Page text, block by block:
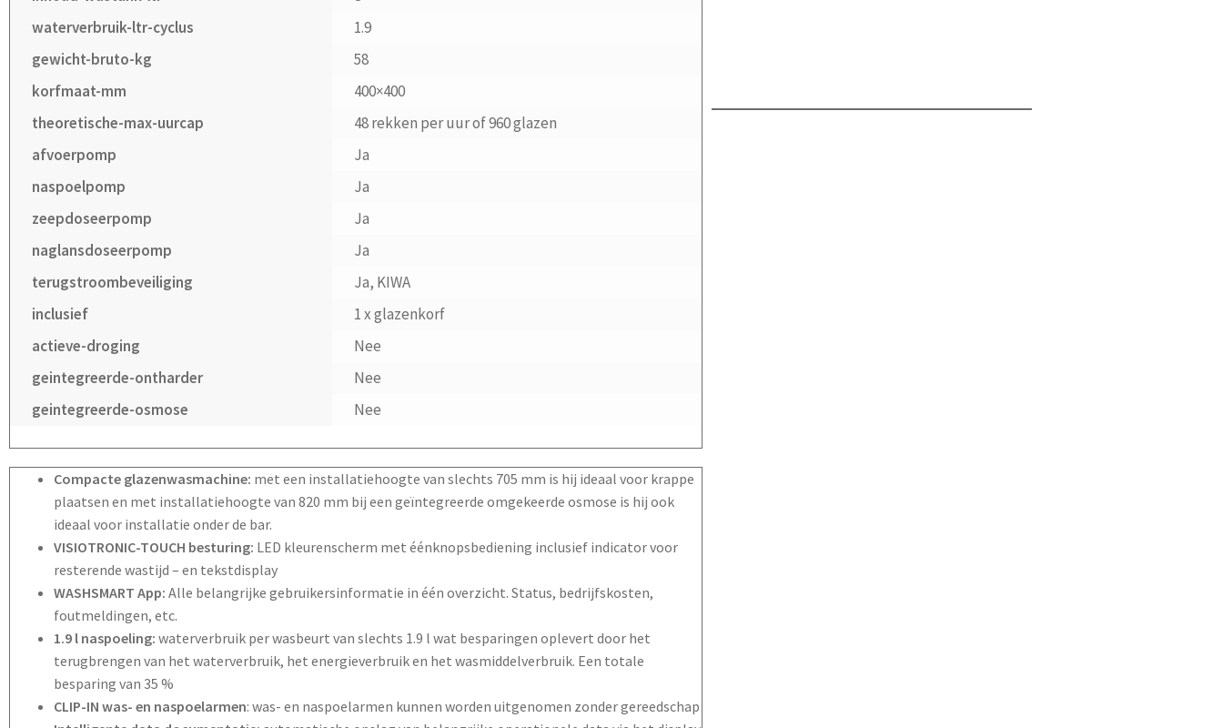
waterverbruik-ltr-cyclus
1.9
gewicht-bruto-kg
58
korfmaat-mm
400×400
theoretische-max-uurcap
48 rekken per uur of 960 glazen
afvoerpomp
Ja
naspoelpomp
Ja
zeepdoseerpomp
Ja
naglansdoseerpomp
Ja
terugstroombeveiliging
Ja, KIWA
inclusief
1 x glazenkorf
actieve-droging
Nee
geintegreerde-ontharder
Nee
geintegreerde-osmose
Nee
Compacte glazenwasmachine: met een installatiehoogte van slechts 705 mm is hij ideaal voor krappe
plaatsen en met installatiehoogte van 820 mm bij een geïntegreerde omgekeerde osmose is hij ook
ideaal voor installatie onder de bar.
VISIOTRONIC-TOUCH besturing: LED kleurenscherm met éénknopsbediening inclusief indicator voor
resterende wastijd – en tekstdisplay
WASHSMART App: Alle belangrijke gebruikersinformatie in één overzicht. Status, bedrijfskosten,
foutmeldingen, etc.
1.9 l naspoeling: waterverbruik per wasbeurt van slechts 1.9 l wat besparingen oplevert door het
terugbrengen van het waterverbruik, het energieverbruik en het wasmiddelverbruik. Een totale
besparing van 35 %
CLIP-IN was- en naspoelarmen: was- en naspoelarmen kunnen worden uitgenomen zonder gereedschap